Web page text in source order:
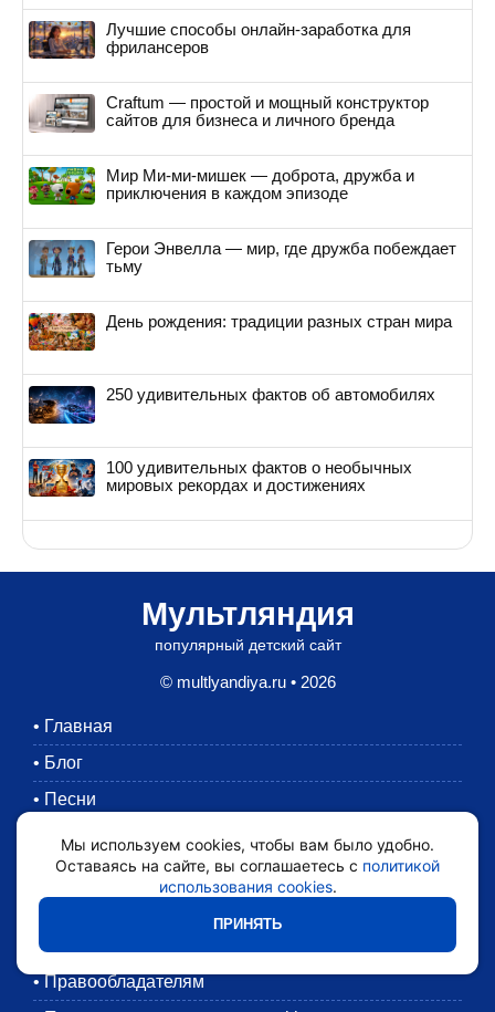
Лучшие способы онлайн-заработка для
фрилансеров
Craftum — простой и мощный конструктор
сайтов для бизнеса и личного бренда
Мир Ми-ми-мишек — доброта, дружба и
приключения в каждом эпизоде
Герои Энвелла — мир, где дружба побеждает
тьму
День рождения: традиции разных стран мира
250 удивительных фактов об автомобилях
100 удивительных фактов о необычных
мировых рекордах и достижениях
Мультляндия
популярный детский сайт
© multlyandiya.ru • 2026
• Главная
• Блог
• Песни
Раскраски
Картинки
•
•
• Правообладателям
Мы используем cookies, чтобы вам было удобно.
Оставаясь на сайте, вы соглашаетесь с политикой
использования cookies.
ПРИНЯТЬ